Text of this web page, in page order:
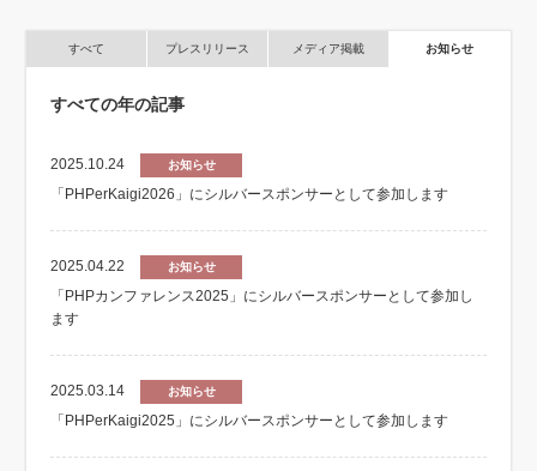
すべて プレスリリース メディア掲載 お知らせ
すべての年の記事
2025.10.24 お知らせ
「PHPerKaigi2026」にシルバースポンサーとして参加します
2025.04.22 お知らせ
「PHPカンファレンス2025」にシルバースポンサーとして参加し
ます
2025.03.14 お知らせ
「PHPerKaigi2025」にシルバースポンサーとして参加します